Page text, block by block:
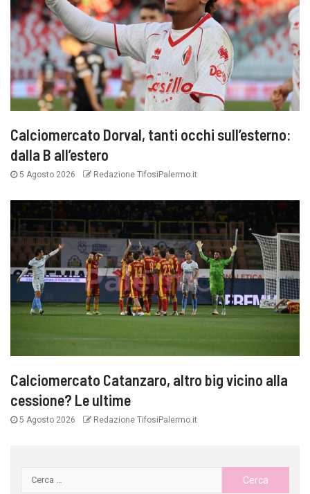
Calciomercato Dorval, tanti occhi sull’esterno:
dalla B all’estero
5 Agosto 2026 Redazione TifosiPalermo.it
Calciomercato Catanzaro, altro big vicino alla
cessione? Le ultime
5 Agosto 2026 Redazione TifosiPalermo.it